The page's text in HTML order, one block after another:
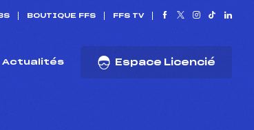
BOUTIQUE FFS FFS TV
Actualités Espace Licencié